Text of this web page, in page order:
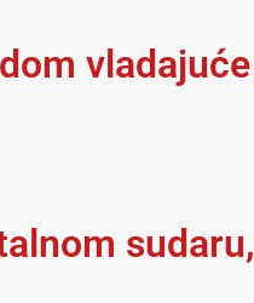
vladajuće
sudaru,